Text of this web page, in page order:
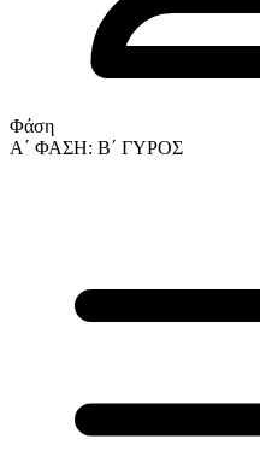
Φάση
Α΄ ΦΑΣΗ: Β΄ ΓΥΡΟΣ